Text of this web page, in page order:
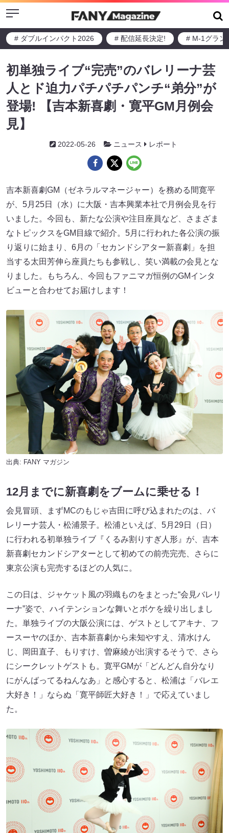
Menu
# ダブルインパクト2026 # 配信延長決定! # M-1グラン
初単独ライブ“完売”のバレリーナ芸
人とド迫力パチパチパンチ“弟分”が
登場! 【吉本新喜劇・寛平GM月例会
見】
2022-05-26 ニュース レポート
吉本新喜劇GM（ゼネラルマネージャー）を務める間寛平
が、5月25日（水）に大阪・吉本興業本社で月例会見を行
いました。今回も、新たな公演や注目座員など、さまざま
なトピックスをGM目線で紹介。5月に行われた各公演の振
り返りに始まり、6月の「セカンドシアター新喜劇」を担
当する太田芳伸ら座員たちも参戦し、笑い満載の会見とな
りました。もちろん、今回もファニマガ恒例のGMインタ
ビューと合わせてお届けします！
出典: FANY マガジン
12月までに新喜劇をブームに乗せる！
会見冒頭、まずMCのもじゃ吉田に呼び込まれたのは、バ
レリーナ芸人・松浦景子。松浦といえば、5月29日（日）
に行われる初単独ライブ『くるみ割りすぎ人形』が、吉本
新喜劇セカンドシアターとして初めての前売完売、さらに
東京公演も完売するほどの人気に。
この日は、ジャケット風の羽織ものをまとった“会見バレリ
ーナ”姿で、ハイテンションな舞いとボケを繰り出しまし
た。単独ライブの大阪公演には、ゲストとしてアキナ、フ
ースーヤのほか、吉本新喜劇から未知やすえ、清水けん
じ、岡田直子、もりすけ、曽麻綾が出演するそうで、さら
にシークレットゲストも。寛平GMが「どんどん自分なり
にがんばってるねんなあ」と感心すると、松浦は「バレエ
大好き！」ならぬ「寛平師匠大好き！」で応えていまし
た。